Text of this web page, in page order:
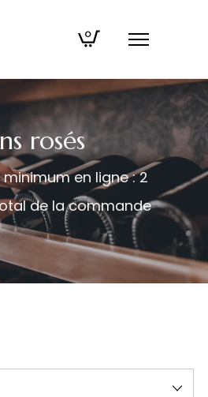
0
rosés
en ligne : 2
de la commande